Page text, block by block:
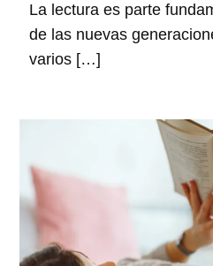
La lectura es parte
de las nuevas
varios […]